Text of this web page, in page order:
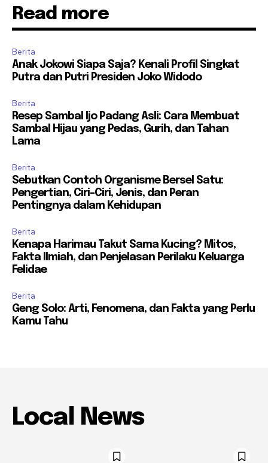
Read more
Berita
Anak Jokowi Siapa Saja? Kenali Profil Singkat
Putra dan Putri Presiden Joko Widodo
Berita
Resep Sambal Ijo Padang Asli: Cara Membuat
Sambal Hijau yang Pedas, Gurih, dan Tahan
Lama
Berita
Sebutkan Contoh Organisme Bersel Satu:
Pengertian, Ciri-Ciri, Jenis, dan Peran
Pentingnya dalam Kehidupan
Berita
Kenapa Harimau Takut Sama Kucing? Mitos,
Fakta Ilmiah, dan Penjelasan Perilaku Keluarga
Felidae
Berita
Geng Solo: Arti, Fenomena, dan Fakta yang Perlu
Kamu Tahu
Local News